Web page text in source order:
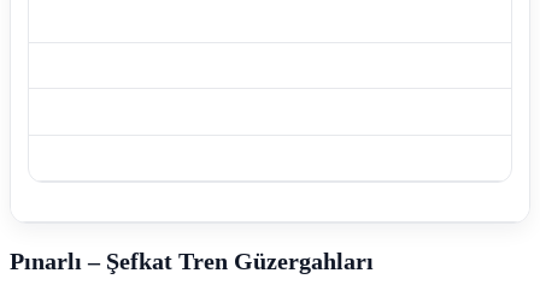
Pınarlı – Şefkat Tren Güzergahları